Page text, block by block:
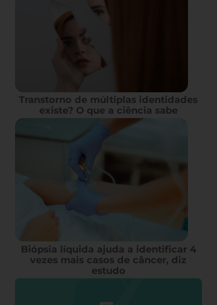
Transtorno de múltiplas identidades
existe? O que a ciência sabe
Biópsia líquida ajuda a identificar 4
vezes mais casos de câncer, diz
estudo